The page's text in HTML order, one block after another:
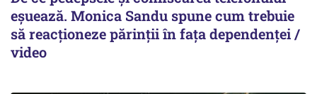
eșuează. Monica Sandu spune cum trebuie
să reacționeze părinții în fața dependenței /
video